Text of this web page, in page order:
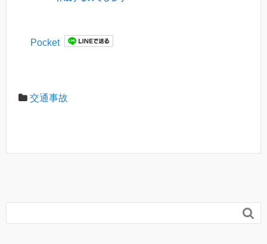
Pocket
交通事故
